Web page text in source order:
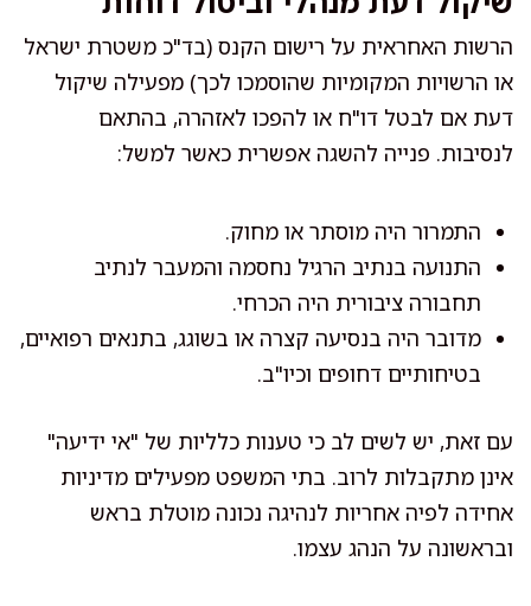
הרשות האחראית על רישום הקנס (בד"כ משטרת ישראל
או הרשויות המקומיות שהוסמכו לכך) מפעילה שיקול
דעת אם לבטל דו"ח או להפכו לאזהרה, בהתאם
לנסיבות. פנייה להשגה אפשרית כאשר למשל:
התמרור היה מוסתר או מחוק.
התנועה בנתיב הרגיל נחסמה והמעבר לנתיב
תחבורה ציבורית היה הכרחי.
מדובר היה בנסיעה קצרה או בשוגג, בתנאים רפואיים,
בטיחותיים דחופים וכיו"ב.
עם זאת, יש לשים לב כי טענות כלליות של "אי ידיעה"
אינן מתקבלות לרוב. בתי המשפט מפעילים מדיניות
אחידה לפיה אחריות לנהיגה נכונה מוטלת בראש
ובראשונה על הנהג עצמו.